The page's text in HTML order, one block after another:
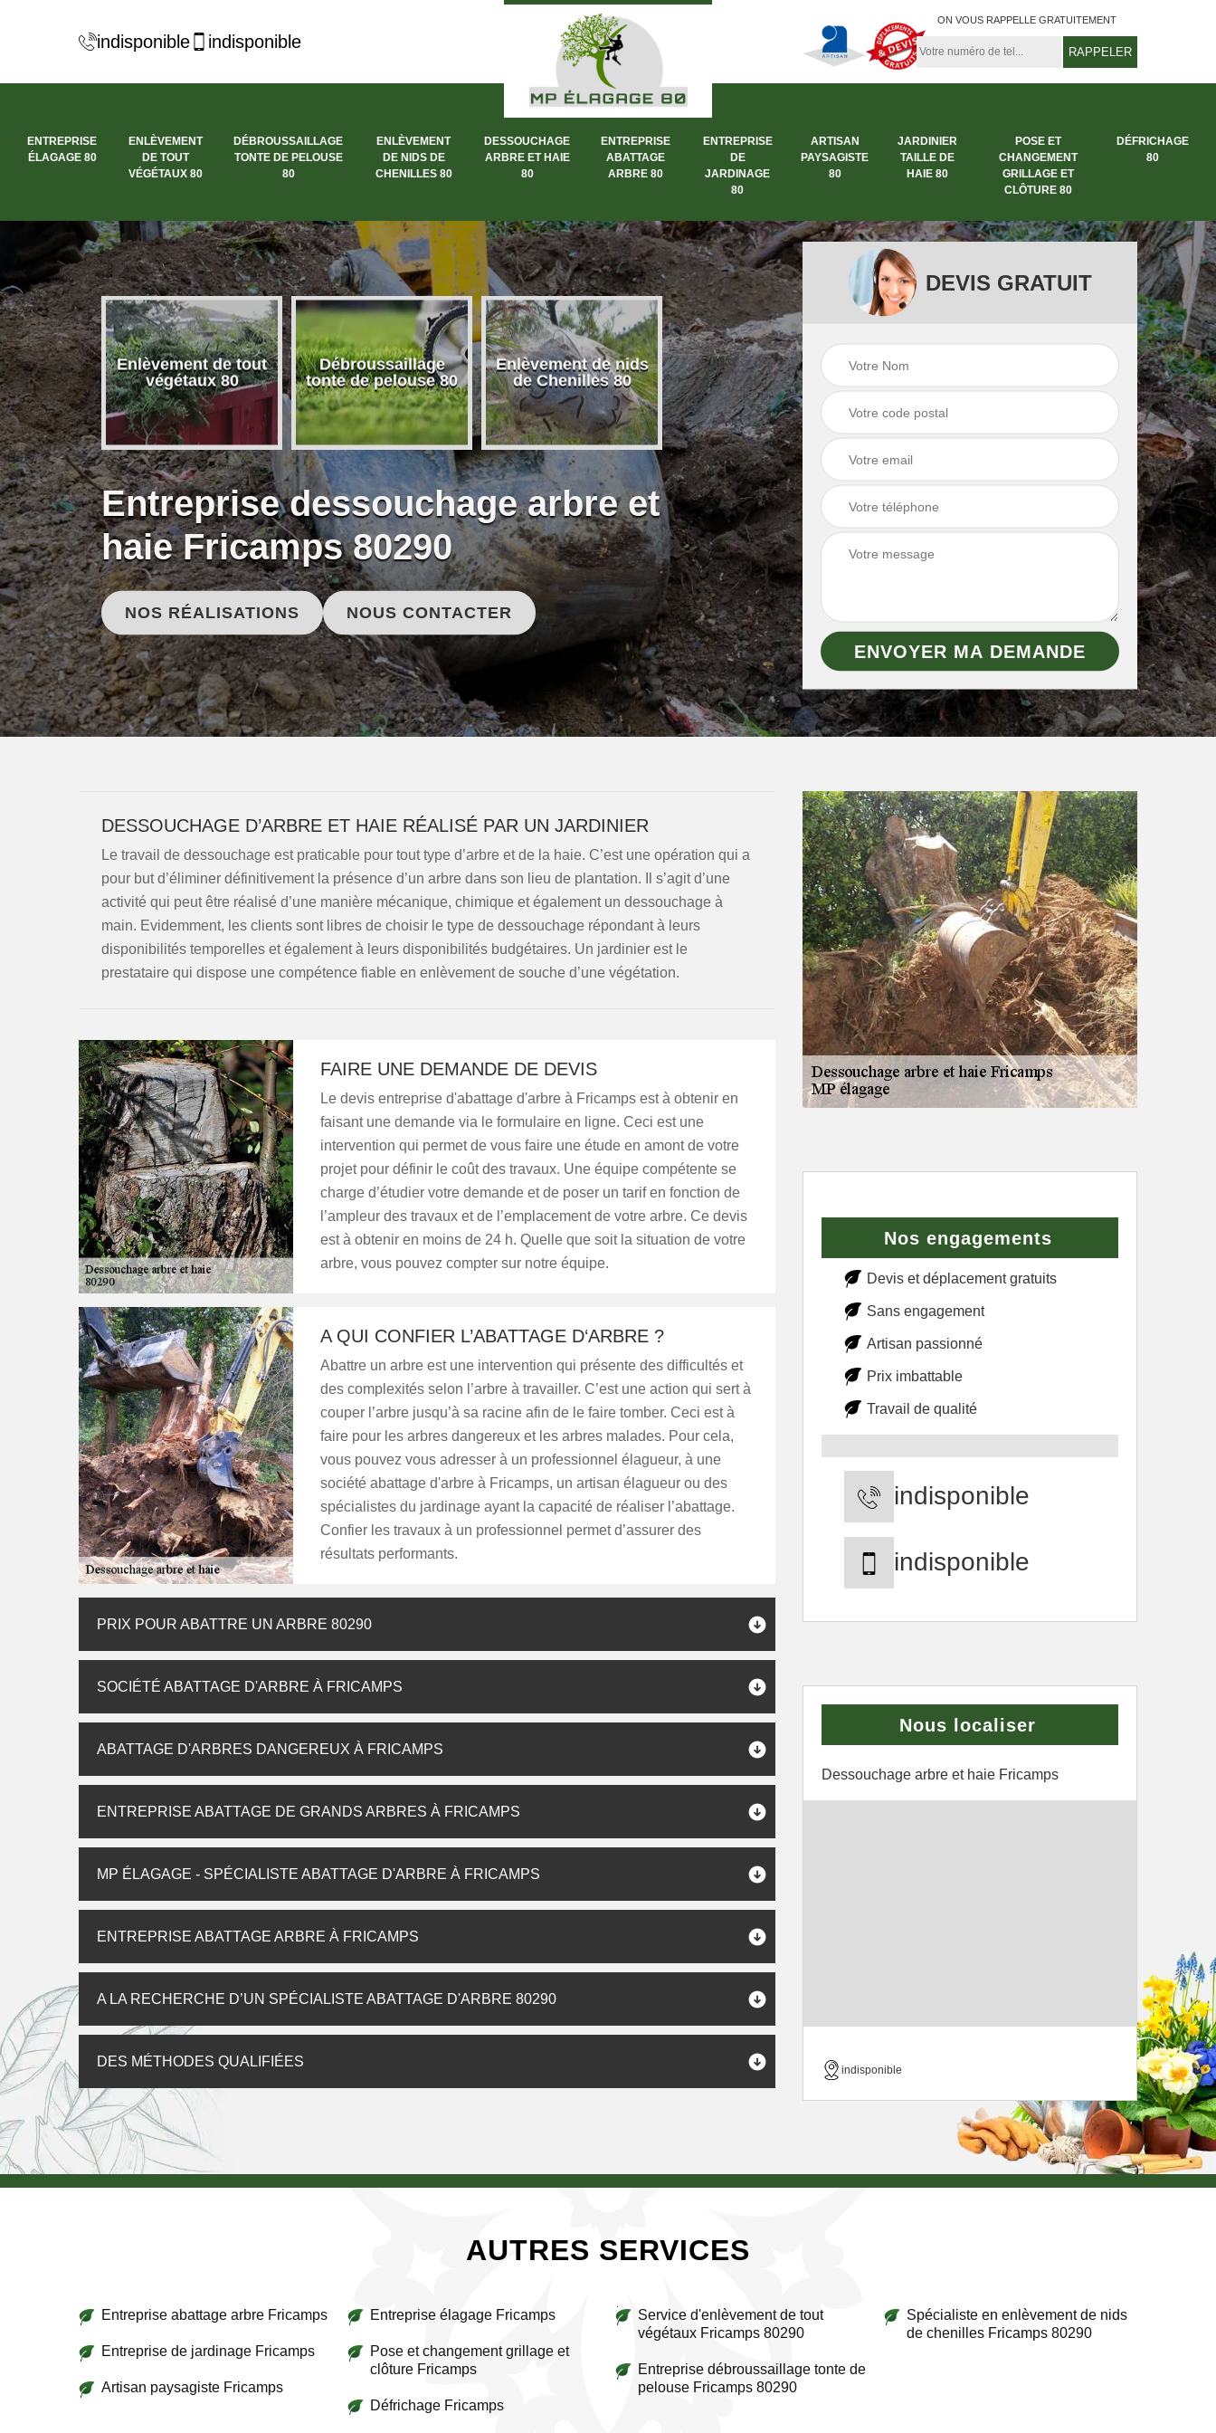
indisponible indisponible
ON VOUS RAPPELLE GRATUITEMENT
ENTREPRISE
ÉLAGAGE 80
ENLÈVEMENT
DE TOUT
VÉGÉTAUX 80
DÉBROUSSAILLAGE
TONTE DE PELOUSE
80
ENLÈVEMENT
DE NIDS DE
CHENILLES 80
DESSOUCHAGE
ARBRE ET HAIE
80
ENTREPRISE
ABATTAGE
ARBRE 80
ENTREPRISE
DE
JARDINAGE
80
ARTISAN
PAYSAGISTE
80
JARDINIER
TAILLE DE
HAIE 80
POSE ET
CHANGEMENT
GRILLAGE ET
CLÔTURE 80
DÉFRICHAGE
80
élagage
Enlèvement de tout
végétaux 80
Débroussaillage
tonte de pelouse 80
Enlèvement de nids
de Chenilles 80
Dessouchage arbre
et haie 80
Entreprise abattage
Entreprise de
jardinage 80
Entreprise dessouchage arbre et
haie Fricamps 80290
NOS RÉALISATIONS NOUS CONTACTER
DEVIS GRATUIT
DESSOUCHAGE D’ARBRE ET HAIE RÉALISÉ PAR UN JARDINIER
Le travail de dessouchage est praticable pour tout type d’arbre et de la haie. C’est une opération qui a
pour but d’éliminer définitivement la présence d’un arbre dans son lieu de plantation. Il s’agit d’une
activité qui peut être réalisé d’une manière mécanique, chimique et également un dessouchage à
main. Evidemment, les clients sont libres de choisir le type de dessouchage répondant à leurs
disponibilités temporelles et également à leurs disponibilités budgétaires. Un jardinier est le
prestataire qui dispose une compétence fiable en enlèvement de souche d’une végétation.
FAIRE UNE DEMANDE DE DEVIS
Le devis entreprise d'abattage d'arbre à Fricamps est à obtenir en
faisant une demande via le formulaire en ligne. Ceci est une
intervention qui permet de vous faire une étude en amont de votre
projet pour définir le coût des travaux. Une équipe compétente se
charge d’étudier votre demande et de poser un tarif en fonction de
l’ampleur des travaux et de l’emplacement de votre arbre. Ce devis
est à obtenir en moins de 24 h. Quelle que soit la situation de votre
arbre, vous pouvez compter sur notre équipe.
A QUI CONFIER L’ABATTAGE D‘ARBRE ?
Abattre un arbre est une intervention qui présente des difficultés et
des complexités selon l’arbre à travailler. C’est une action qui sert à
couper l’arbre jusqu’à sa racine afin de le faire tomber. Ceci est à
faire pour les arbres dangereux et les arbres malades. Pour cela,
vous pouvez vous adresser à un professionnel élagueur, à une
société abattage d'arbre à Fricamps, un artisan élagueur ou des
spécialistes du jardinage ayant la capacité de réaliser l’abattage.
Confier les travaux à un professionnel permet d’assurer des
résultats performants.
PRIX POUR ABATTRE UN ARBRE 80290
SOCIÉTÉ ABATTAGE D'ARBRE À FRICAMPS
ABATTAGE D'ARBRES DANGEREUX À FRICAMPS
ENTREPRISE ABATTAGE DE GRANDS ARBRES À FRICAMPS
MP ÉLAGAGE - SPÉCIALISTE ABATTAGE D'ARBRE À FRICAMPS
ENTREPRISE ABATTAGE ARBRE À FRICAMPS
A LA RECHERCHE D’UN SPÉCIALISTE ABATTAGE D'ARBRE 80290
DES MÉTHODES QUALIFIÉES
Nos engagements
Devis et déplacement gratuits
Sans engagement
Artisan passionné
Prix imbattable
Travail de qualité
indisponible
indisponible
Nous localiser
Dessouchage arbre et haie Fricamps
indisponible
AUTRES SERVICES
Entreprise abattage arbre Fricamps
Entreprise de jardinage Fricamps
Artisan paysagiste Fricamps
Entreprise élagage Fricamps
Pose et changement grillage et
clôture Fricamps
Défrichage Fricamps
Service d'enlèvement de tout
végétaux Fricamps 80290
Entreprise débroussaillage tonte de
pelouse Fricamps 80290
Spécialiste en enlèvement de nids
de chenilles Fricamps 80290